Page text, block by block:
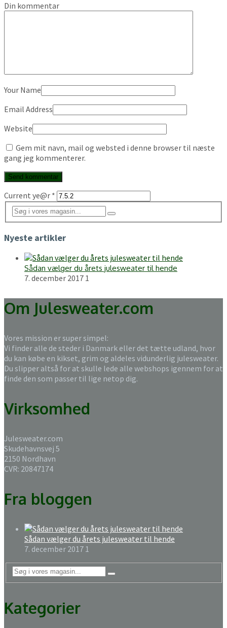
Din kommentar
Your Name
Email Address
Website
Gem mit navn, mail og websted i denne browser til næste
gang jeg kommenterer.
Current ye@r *
Nyeste artikler
Sådan vælger du årets julesweater til hende
7. december 2017 1
Om Julesweater.com
Vores mission er super simpel:
Vi finder alle de steder i Danmark eller det tætte udland, hvor
du kan købe en kikset, grim og aldeles vidunderlig julesweater.
Du slipper altså for at skulle lede alle webshops igennem for at
finde den som passer til lige netop dig.
Virksomhed
Julesweater.com
Skudehavnsvej 5
2150 Nordhavn
CVR: 20847174
Fra bloggen
Sådan vælger du årets julesweater til hende
7. december 2017 1
Kategorier